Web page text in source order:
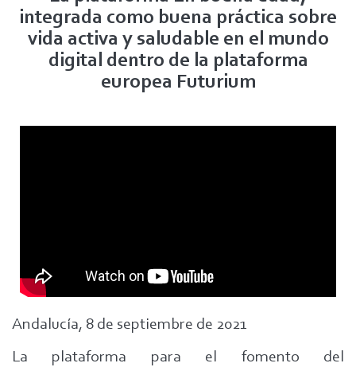
integrada como buena práctica sobre
vida activa y saludable en el mundo
digital dentro de la plataforma
europea Futurium
Andalucía, 8 de septiembre de 2021
La plataforma para el fomento del